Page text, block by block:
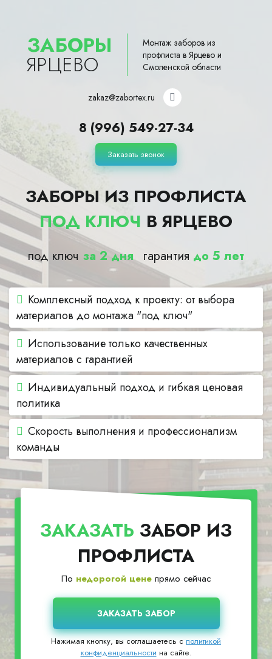
ЗАБОРЫ
ЯРЦЕВО
Монтаж заборов из
профлиста в Ярцево и
Смоленской области
zakaz@zabortex.ru
8 (996) 549-27-34
Заказать звонок
ЗАБОРЫ ИЗ ПРОФЛИСТА
ПОД КЛЮЧ В ЯРЦЕВО
под ключ за 2 дня гарантия до 5 лет
Комплексный подход к проекту: от выбора
материалов до монтажа "под ключ"
Использование только качественных
материалов с гарантией
Индивидуальный подход и гибкая ценовая
политика
Скорость выполнения и профессионализм
команды
ЗАКАЗАТЬ ЗАБОР ИЗ
ПРОФЛИСТА
По недорогой ценепрямо сейчас
Нажимая кнопку, вы соглашаетесь сполитикой
конфиденциальности на сайте.